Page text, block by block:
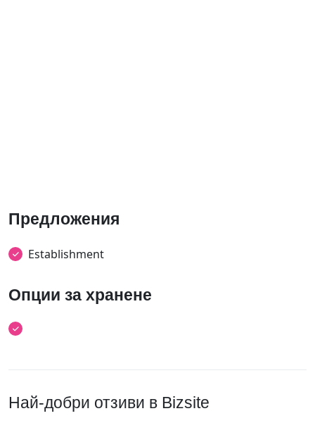
Предложения
Establishment
Опции за хранене
Най-добри отзиви в Bizsite